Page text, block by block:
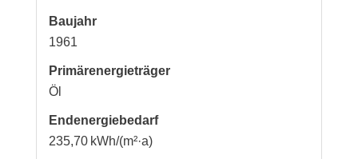
Baujahr
1961
Primärenergieträger
Öl
Endenergie­bedarf
235,70 kWh/(m²·a)